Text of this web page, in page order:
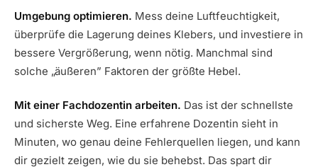
Umgebung optimieren. Mess deine Luftfeuchtigkeit,
überprüfe die Lagerung deines Klebers, und investiere in
bessere Vergrößerung, wenn nötig. Manchmal sind
solche „äußeren” Faktoren der größte Hebel.
Mit einer Fachdozentin arbeiten. Das ist der schnellste
und sicherste Weg. Eine erfahrene Dozentin sieht in
Minuten, wo genau deine Fehlerquellen liegen, und kann
dir gezielt zeigen, wie du sie behebst. Das spart dir